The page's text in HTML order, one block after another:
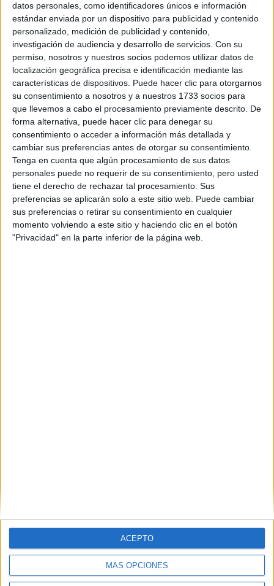
datos personales, como identificadores únicos e información
estándar enviada por un dispositivo para publicidad y contenido
personalizado, medición de publicidad y contenido,
investigación de audiencia y desarrollo de servicios. Con su
permiso, nosotros y nuestros socios podemos utilizar datos de
localización geográfica precisa e identificación mediante las
características de dispositivos. Puede hacer clic para otorgarnos
su consentimiento a nosotros y a nuestros 1733 socios para
que llevemos a cabo el procesamiento previamente descrito. De
forma alternativa, puede hacer clic para denegar su
consentimiento o acceder a información más detallada y
cambiar sus preferencias antes de otorgar su consentimiento.
Tenga en cuenta que algún procesamiento de sus datos
personales puede no requerir de su consentimiento, pero usted
tiene el derecho de rechazar tal procesamiento. Sus
preferencias se aplicarán solo a este sitio web. Puede cambiar
sus preferencias o retirar su consentimiento en cualquier
momento volviendo a este sitio y haciendo clic en el botón
"Privacidad" en la parte inferior de la página web.
MÁS OPCIONES
ACEPTO
DIRECCIÓN
La Rábida, s/n
21819 Palos de la Frontera, Huelva
+
-
Leaflet| OSM Mapnik
Contáctanos